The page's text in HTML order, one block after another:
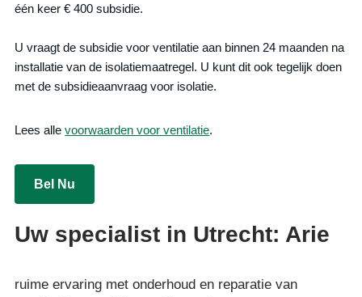
één keer € 400 subsidie.
U vraagt de subsidie voor ventilatie aan binnen 24 maanden na
installatie van de isolatiemaatregel. U kunt dit ook tegelijk doen
met de subsidieaanvraag voor isolatie.
Lees allevoorwaarden voor ventilatie.
Bel Nu
Uw specialist in Utrecht: Arie
ruime ervaring met onderhoud en reparatie van